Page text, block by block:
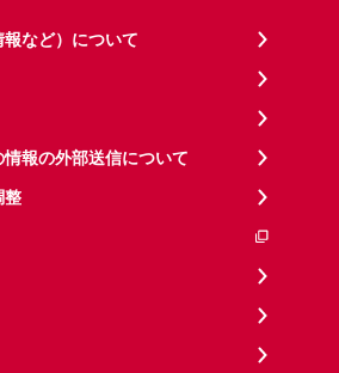
など）について
報の外部送信について
整